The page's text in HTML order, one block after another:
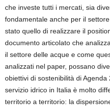
che investe tutti i mercati, sia
fondamentale anche per il
stato quello di realizzare il
documento articolato che
il settore delle acque e come
analizzati nel paper, possano
obiettivi di sostenibilità di
servizio idrico in Italia è molto
territorio a territorio: la